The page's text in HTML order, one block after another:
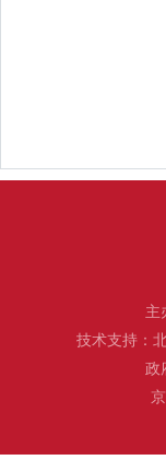
主
技术支持：
政